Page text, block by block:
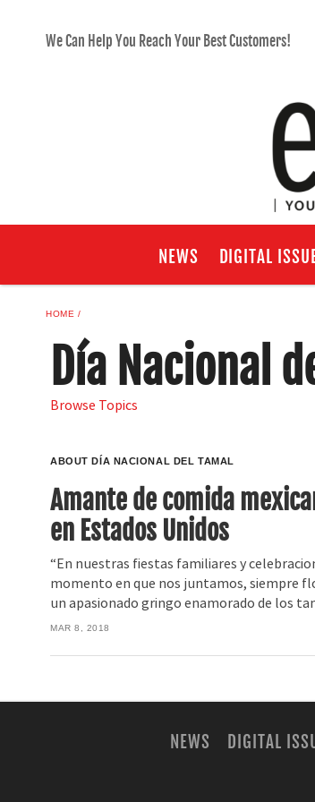
We Can Help You Reach Your Best Customers!
NEWS DIGITAL
HOME
Día Nacional
Browse Topics
ABOUT DÍA NACIONAL DEL TAMAL
Amante de comida
en Estados Unidos
“En nuestras fiestas familiares y
momento en que nos juntamos, siempre
un apasionado gringo enamorado de los
MAR 8, 2018
NEWS DIGITAL